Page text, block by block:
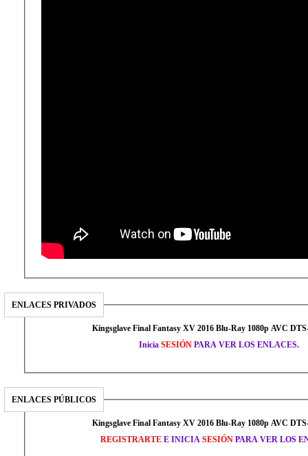
ENLACES PRIVADOS
Kingsglave Final Fantasy XV 2016 Blu-Ray 1080p AVC
Inicia SESIÓN PARA VER LOS ENLACES.
ENLACES PÚBLICOS
Kingsglave Final Fantasy XV 2016 Blu-Ray 1080p AVC
REGISTRARTEE INICIA SESIÓNPARA VER LOS